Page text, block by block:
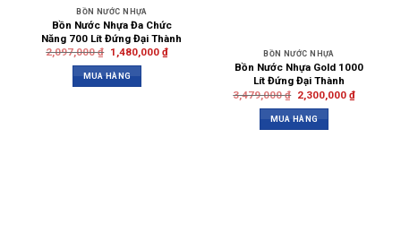
BỒN NƯỚC NHỰA
Bồn Nước Nhựa Đa Chức
Năng 700 Lít Đứng Đại Thành
2,097,000₫ 1,480,000 ₫
MUA HÀNG
BỒN NƯỚC NHỰA
Bồn Nước Nhựa Gold 1000
Lít Đứng Đại Thành
3,479,000₫ 2,300,000 ₫
MUA HÀNG